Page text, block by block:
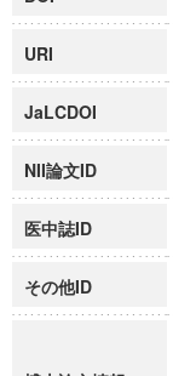
URI
JaLCDOI
NII論文ID
医中誌ID
その他ID